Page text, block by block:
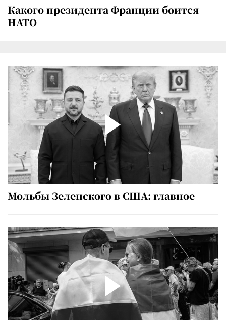
Какого президента Франции боится
НАТО
Мольбы Зеленского в США: главное